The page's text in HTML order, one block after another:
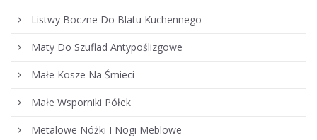
Listwy Boczne Do Blatu Kuchennego
Maty Do Szuflad Antypoślizgowe
Małe Kosze Na Śmieci
Małe Wsporniki Półek
Metalowe Nóżki I Nogi Meblowe